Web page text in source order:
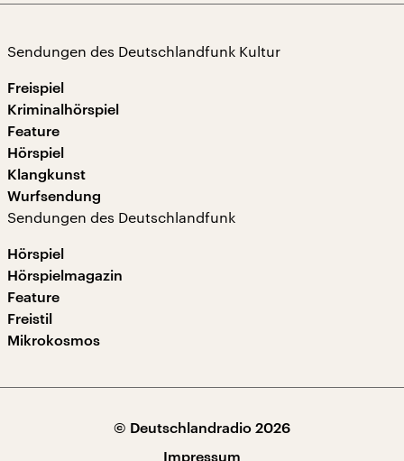
Sendungen des Deutschlandfunk Kultur
Freispiel
Kriminalhörspiel
Feature
Hörspiel
Klangkunst
Wurfsendung
Sendungen des Deutschlandfunk
Hörspiel
Hörspielmagazin
Feature
Freistil
Mikrokosmos
© Deutschlandradio 2026
Impressum